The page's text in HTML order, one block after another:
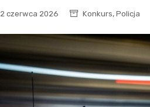
2 czerwca 2026 Konkurs, Policja